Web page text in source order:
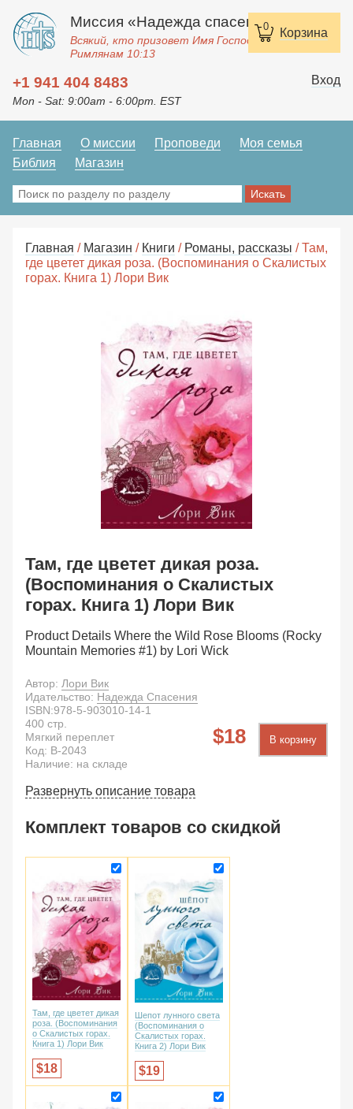
0 Корзина
Миссия «Надежда спасения»
Всякий, кто призовет Имя Господне, спасется.
Римлянам 10:13
+1 941 404 8483
Mon - Sat: 9:00am - 6:00pm. EST
Вход
Главная О миссии Проповеди
Моя семья
Библия
Магазин
Главная / Магазин / Книги / Романы, рассказы / Там,
где цветет дикая роза. (Воспоминания о Скалистых
горах. Книга 1) Лори Вик
Там, где цветет дикая роза.
(Воспоминания о Скалистых
горах. Книга 1) Лори Вик
Product Details Where the Wild Rose Blooms (Rocky
Mountain Memories #1) by Lori Wick
Автор: Лори Вик
Идательство: Надежда Спасения
18 В корзину
ISBN:978-5-903010-14-1
400 стр.
Мягкий переплет
Код: B-2043
Наличие: на складе
Развернуть описание товара
Комплект товаров со скидкой
Там, где цветет дикая
роза. (Воспоминания
о Скалистых горах.
Книга 1) Лори Вик
18
Шепот лунного света
(Воспоминания о
Скалистых горах.
Книга 2) Лори Вик
19